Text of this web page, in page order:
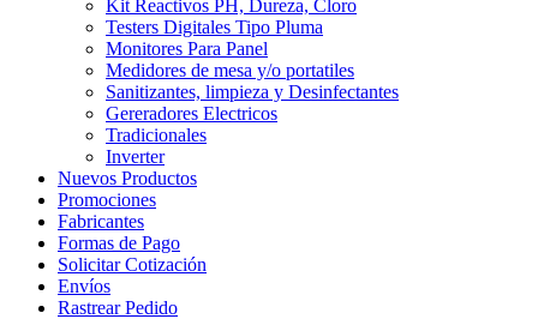
Kit Reactivos PH, Dureza, Cloro
Testers Digitales Tipo Pluma
Monitores Para Panel
Medidores de mesa y/o portatiles
Sanitizantes, limpieza y Desinfectantes
Gereradores Electricos
Tradicionales
Inverter
Nuevos Productos
Promociones
Fabricantes
Formas de Pago
Solicitar Cotización
Envíos
Rastrear Pedido